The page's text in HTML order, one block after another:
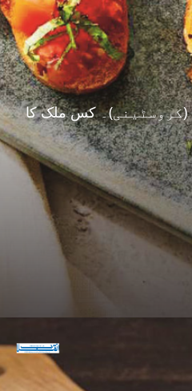
Crostini ،Kro-Stee-Nee (کروسٹینی)۔ کس ملک کا